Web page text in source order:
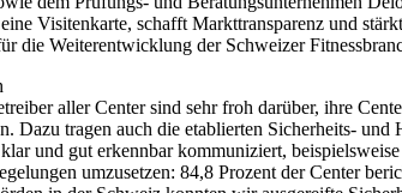
Visitenkarte, schafft Markttransparenz und
die Weiterentwicklung der Schweizer
aller Center sind sehr froh darüber, ihre
tragen auch die etablierten Sicherheits-
und gut erkennbar kommuniziert,
umzusetzen: 84,8 Prozent der Center